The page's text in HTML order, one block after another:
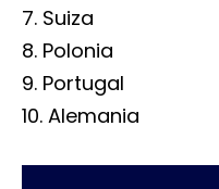
Suiza
Polonia
Portugal
Alemania